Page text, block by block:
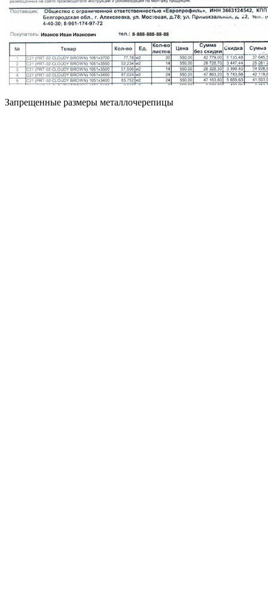
Запрещенные размеры металлочерепицы